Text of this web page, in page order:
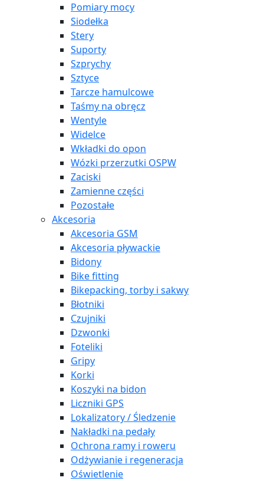
Pomiary mocy
Siodełka
Stery
Suporty
Szprychy
Sztyce
Tarcze hamulcowe
Taśmy na obręcz
Wentyle
Widelce
Wkładki do opon
Wózki przerzutki OSPW
Zaciski
Zamienne części
Pozostałe
Akcesoria
Akcesoria GSM
Akcesoria pływackie
Bidony
Bike fitting
Bikepacking, torby i sakwy
Błotniki
Czujniki
Dzwonki
Foteliki
Gripy
Korki
Koszyki na bidon
Liczniki GPS
Lokalizatory / Śledzenie
Nakładki na pedały
Ochrona ramy i roweru
Odżywianie i regeneracja
Oświetlenie